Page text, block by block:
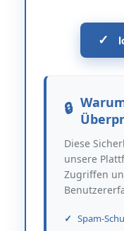
✓
Diese
unsere
Zugriffen
Spam-